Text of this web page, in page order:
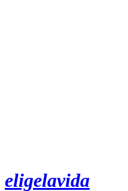
eligelavida